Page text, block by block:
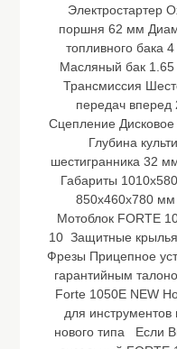
Электростартер
поршня 62 мм
топливного бака
Масляный бак 1.65
Трансмиссия
передач вперед
Сцепление
Глубина
шестигранника 32
Габариты
850х460х780 мм
Мотоблок FORTE
10 Защитные
Фрезы Прицепное
гарантийным
Forte 1050Е NEW
для
нового типа Если